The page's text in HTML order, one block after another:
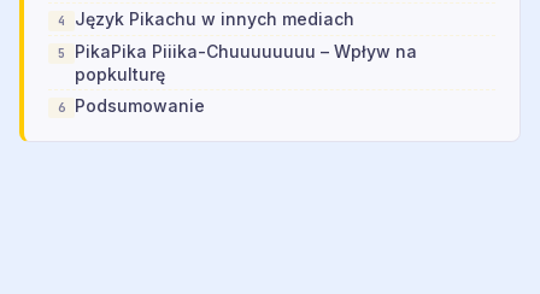
Język Pikachu w innych mediach
PikaPika Piiika-Chuuuuuuuu – Wpływ na
popkulturę
Podsumowanie